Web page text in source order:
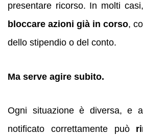
presentare ricorso. In molti
bloccare azioni già in corso,
dello stipendio o del conto.
Ma serve agire subito.
Ogni situazione è diversa, e
notificato correttamente può